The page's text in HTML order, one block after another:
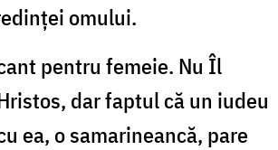
omului.
pentru femeie. Nu Îl
dar faptul că un iudeu
ea, o samarineancă, pare